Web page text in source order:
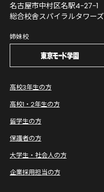
名古屋市中村区名駅4-27-1
総合校舎スパイラルタワーズ
姉妹校
高校3年生の方
高校1・2年生の方
留学生の方
保護者の方
大学生・社会人の方
企業採用担当の方